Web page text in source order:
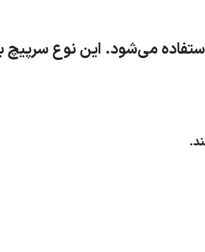
می‌شود. این نوع سرپیچ